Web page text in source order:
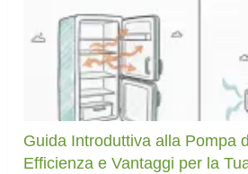
Guida Introduttiva alla Pompa
Efficienza e Vantaggi per la